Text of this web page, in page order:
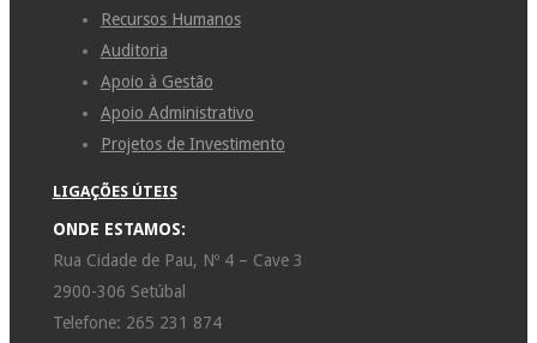
Recursos Humanos
Auditoria
Apoio à Gestão
Apoio Administrativo
Projetos de Investimento
LIGAÇÕES ÚTEIS
ONDE ESTAMOS:
Rua Cidade de Pau, Nº 4 – Cave 3
2900-306 Setúbal
Telefone: 265 231 874